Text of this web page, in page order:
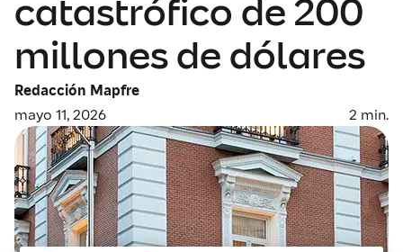
catastrófico de 200
millones de dólares
Redacción Mapfre
mayo 11, 2026
2 min.